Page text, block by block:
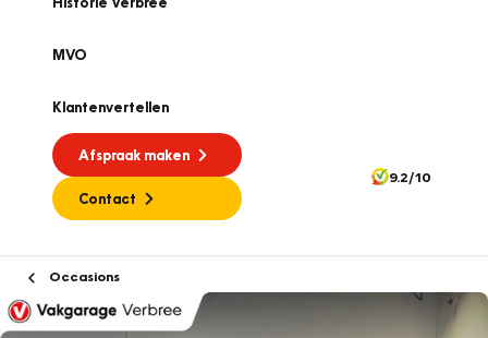
MVO
Klantenvertellen
Afspraak maken
Contact
9.2/10
Occasions